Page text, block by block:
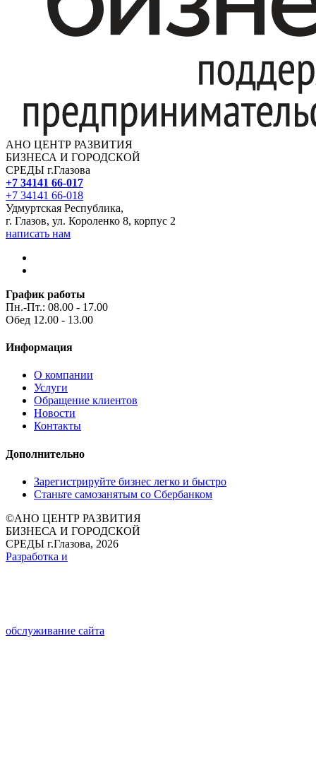
АНО ЦЕНТР РАЗВИТИЯ
БИЗНЕСА И ГОРОДСКОЙ
СРЕДЫ г.Глазова
+7 34141 66-017
+7 34141 66-018
Удмуртская Республика,
г. Глазов, ул. Короленко 8, корпус 2
написать нам
График работы
Пн.-Пт.: 08.00 - 17.00
Обед 12.00 - 13.00
Информация
О компании
Услуги
Обращение клиентов
Новости
Контакты
Дополнительно
Зарегистрируйте бизнес легко и быстро
Станьте самозанятым со Сбербанком
©АНО ЦЕНТР РАЗВИТИЯ
БИЗНЕСА И ГОРОДСКОЙ
СРЕДЫ г.Глазова, 2026
Разработка и
обслуживание сайта